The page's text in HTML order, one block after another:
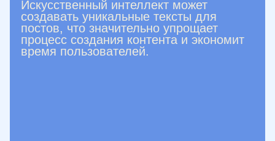
Искусственный интеллект может
создавать уникальные тексты для
постов, что значительно упрощает
процесс создания контента и экономит
время пользователей.